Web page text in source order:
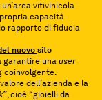
vitivinicola
capacità
rapporto di fiducia
nuovo sito
garantire una user
coinvolgente.
dell’azienda e la
, cioè “gioielli da